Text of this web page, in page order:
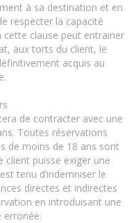
à sa destination et en
respecter la capacité
clause peut entrainer
aux torts du client, le
acquis au
de contracter avec une
Toutes réservations
de moins de 18 ans sont
client puisse exiger une
tenu d’indemniser le
directes et indirectes
en introduisant une
erronée.